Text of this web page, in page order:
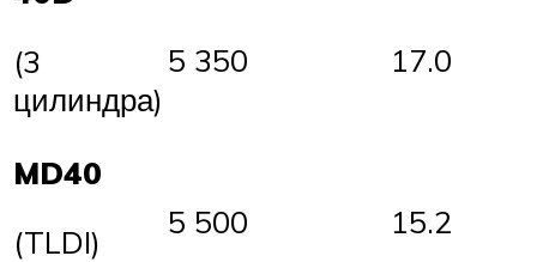
(3
цилиндра)
5 350 17.0
MD40
(TLDI)
5 500 15.2